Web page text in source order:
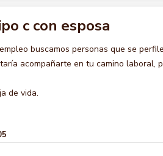
c con esposa
buscamos personas que se
acompañarte en tu camino laboral,
de vida.